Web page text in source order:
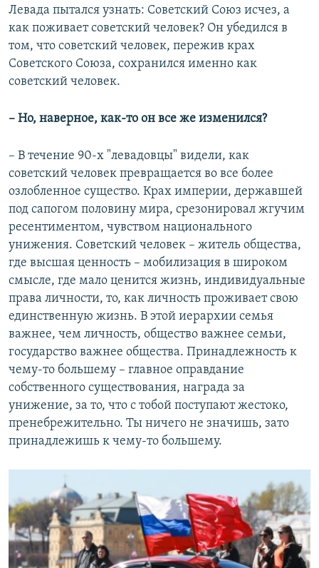
Левада пытался узнать: Советский Союз исчез, а
как поживает советский человек? Он убедился в
том, что советский человек, пережив крах
Советского Союза, сохранился именно как
советский человек.
– Но, наверное, как-то он все же изменился?
– В течение 90-х "левадовцы" видели, как
советский человек превращается во все более
озлобленное существо. Крах империи, державшей
под сапогом половину мира, срезонировал жгучим
ресентиментом, чувством национального
унижения. Советский человек – житель общества,
где высшая ценность – мобилизация в широком
смысле, где мало ценится жизнь, индивидуальные
права личности, то, как личность проживает свою
единственную жизнь. В этой иерархии семья
важнее, чем личность, общество важнее семьи,
государство важнее общества. Принадлежность к
чему-то большему – главное оправдание
собственного существования, награда за
унижение, за то, что с тобой поступают жестоко,
пренебрежительно. Ты ничего не значишь, зато
принадлежишь к чему-то большему.